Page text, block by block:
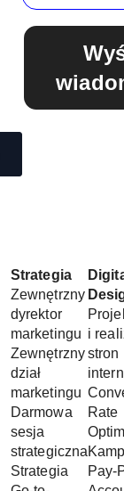
Strategia
Zewnętrzny
dyrektor
marketingu
Zewnętrzny
dział
marketingu
Darmowa
sesja
strategiczna
Strategia
i
stron
Rate
Pay-